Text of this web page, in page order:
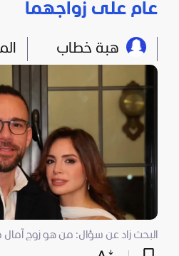
عام على زواجهما
هبة خطاب
البحث زاد عن سؤال: من هو زوج آمال